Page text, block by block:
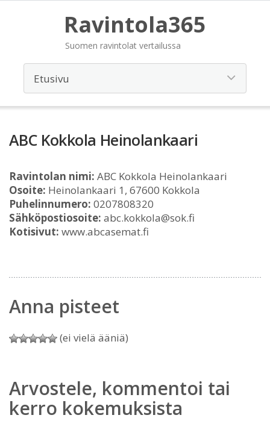
Ravintola365
Suomen ravintolat vertailussa
ABC Kokkola Heinolankaari
Ravintolan nimi: ABC Kokkola Heinolankaari
Osoite: Heinolankaari 1, 67600 Kokkola
Puhelinnumero: 0207808320
Sähköpostiosoite: abc.kokkola@sok.fi
Kotisivut: www.abcasemat.fi
Anna pisteet
(ei vielä ääniä)
Arvostele, kommentoi tai
kerro kokemuksista